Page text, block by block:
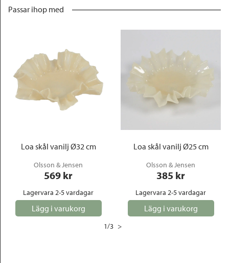
Passar ihop med
Loa skål vanilj Ø32 cm
Olsson & Jensen
569 kr
Lagervara 2-5 vardagar
Lägg i varukorg
Loa skål vanilj Ø25 cm
Olsson & Jensen
385 kr
Lagervara 2-5 vardagar
Lägg i varukorg
1/3 >